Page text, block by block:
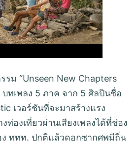
รม “Unseen New Chapters
บทเพลง 5 ภาค จาก 5 ศิลปินชื่อ
เวอร์ชันที่จะมาสร้างแรง
ท่องเที่ยวผ่านเสียงเพลงได้ที่ช่อง
ง ททท. ปกติแล้วดอกซากศพมีถิ่น